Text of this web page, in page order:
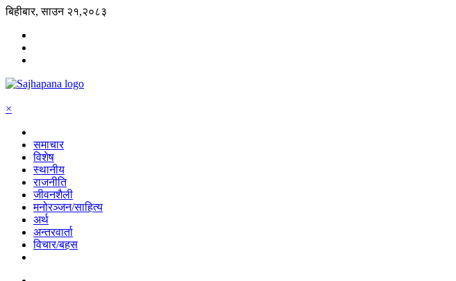
बिहीबार, साउन २१,२०८३
×
समाचार
विशेष
स्थानीय
राजनीति
जीवनशैली
मनोरञ्जन/साहित्य
अर्थ
अन्तरवार्ता
विचार/बहस